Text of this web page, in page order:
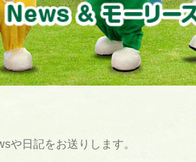
や日記をお送りします。